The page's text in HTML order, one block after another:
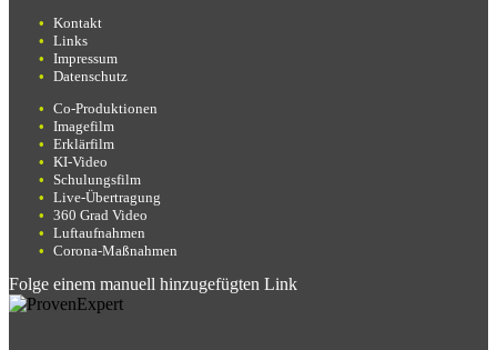
Kontakt
Links
Impressum
Datenschutz
Co-Produktionen
Imagefilm
Erklärfilm
KI-Video
Schulungsfilm
Live-Übertragung
360 Grad Video
Luftaufnahmen
Corona-Maßnahmen
Folge einem manuell hinzugefügten Link